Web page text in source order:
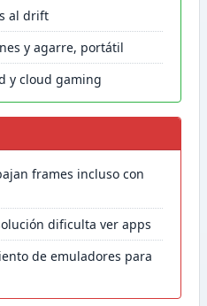
al drift
y agarre, portátil
y cloud gaming
frames incluso con
dificulta ver apps
de emuladores para